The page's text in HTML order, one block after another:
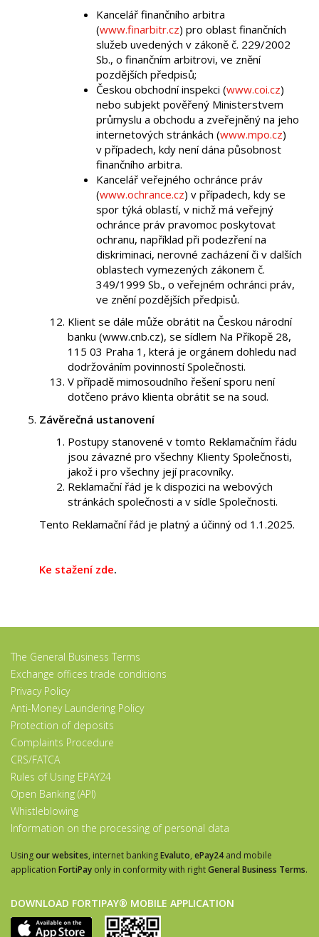
Kancelář finančního arbitra
(www.finarbitr.cz) pro oblast finančních
služeb uvedených v zákoně č. 229/2002
Sb., o finančním arbitrovi, ve znění
pozdějších předpisů;
Českou obchodní inspekci (www.coi.cz)
nebo subjekt pověřený Ministerstvem
průmyslu a obchodu a zveřejněný na jeho
internetových stránkách (www.mpo.cz)
v případech, kdy není dána působnost
finančního arbitra.
Kancelář veřejného ochránce práv
(www.ochrance.cz) v případech, kdy se
spor týká oblastí, v nichž má veřejný
ochránce práv pravomoc poskytovat
ochranu, například při podezření na
diskriminaci, nerovné zacházení či v dalších
oblastech vymezených zákonem č.
349/1999 Sb., o veřejném ochránci práv,
ve znění pozdějších předpisů.
Klient se dále může obrátit na Českou národní
banku (www.cnb.cz), se sídlem Na Příkopě 28,
115 03 Praha 1, která je orgánem dohledu nad
dodržováním povinností Společnosti.
V případě mimosoudního řešení sporu není
dotčeno právo klienta obrátit se na soud.
Závěrečná ustanovení
Postupy stanovené v tomto Reklamačním řádu
jsou závazné pro všechny Klienty Společnosti,
jakož i pro všechny její pracovníky.
Reklamační řád je k dispozici na webových
stránkách společnosti a v sídle Společnosti.
Tento Reklamační řád je platný a účinný od 1.1.2025.
Ke stažení zde.
The General Business Terms
Exchange offices trade conditions
Privacy Policy
Anti-Money Laundering Policy
Protection of deposits
Complaints Procedure
CRS/FATCA
Rules of Using EPAY24
Open Banking (API)
Whistleblowing
Information on the processing of personal data
Usingour websites, internet bankingEvaluto, ePay24 and mobile
application FortiPay only in conformity with rightGeneral Business Terms.
DOWNLOAD FORTIPAY® MOBILE APPLICATION